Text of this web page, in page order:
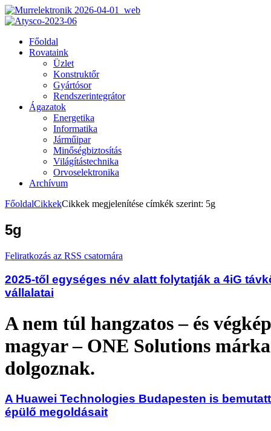
Főoldal
Rovataink
Üzlet
Konstruktőr
Gyártósor
Rendszerintegrátor
Ágazatok
Energetika
Informatika
Járműipar
Minőségbiztosítás
Világítástechnika
Orvoselektronika
Archívum
FőoldalCikkekCikkek megjelenítése címkék szerint: 5g
5g
Feliratkozás az RSS csatornára
2025-től egységes név alatt folytatják a 4iG
vállalatai
A nem túl hangzatos – és
magyar – ONE Solutions
dolgoznak.
A Huawei Technologies Budapesten is
épülő megoldásait